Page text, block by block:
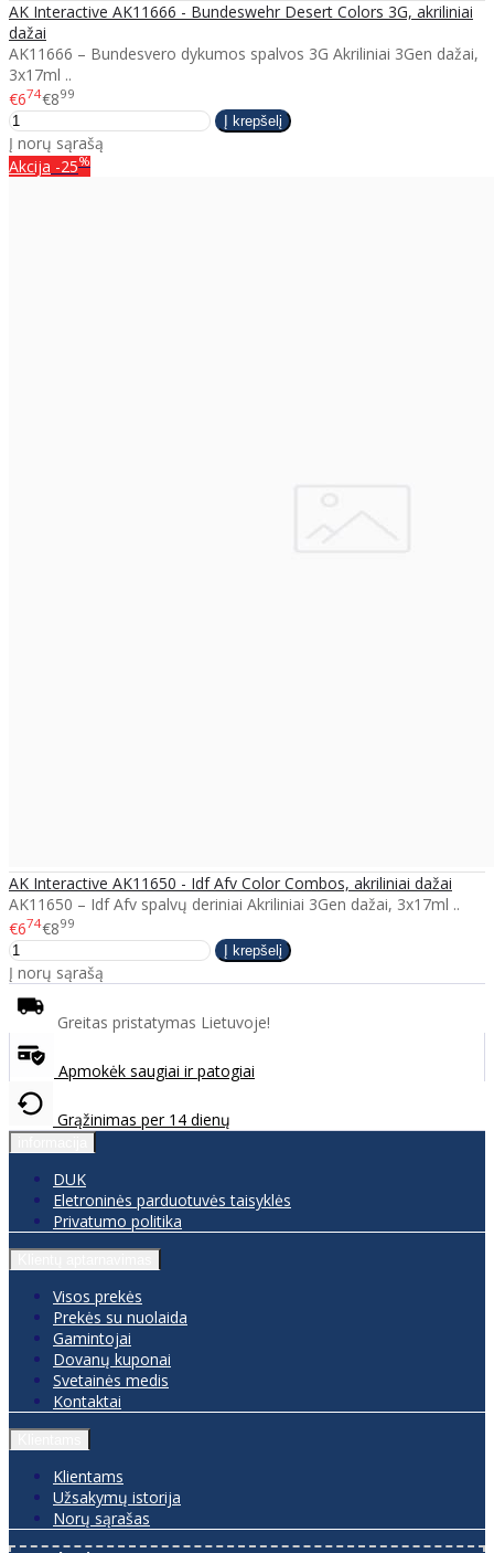
AK Interactive AK11666 - Bundeswehr Desert Colors 3G, akriliniai
dažai
AK11666 – Bundesvero dykumos spalvos 3G Akriliniai 3Gen dažai,
3x17ml ..
€674€899
Į norų sąrašą
Akcija -25%
AK Interactive AK11650 - Idf Afv Color Combos, akriliniai dažai
AK11650 – Idf Afv spalvų deriniai Akriliniai 3Gen dažai, 3x17ml ..
€674€899
Į norų sąrašą
Greitas pristatymas Lietuvoje!
Apmokėk saugiai ir patogiai
Grąžinimas per 14 dienų
DUK
Eletroninės parduotuvės taisyklės
Privatumo politika
Visos prekės
Prekės su nuolaida
Gamintojai
Dovanų kuponai
Svetainės medis
Kontaktai
Klientams
Užsakymų istorija
Norų sąrašas